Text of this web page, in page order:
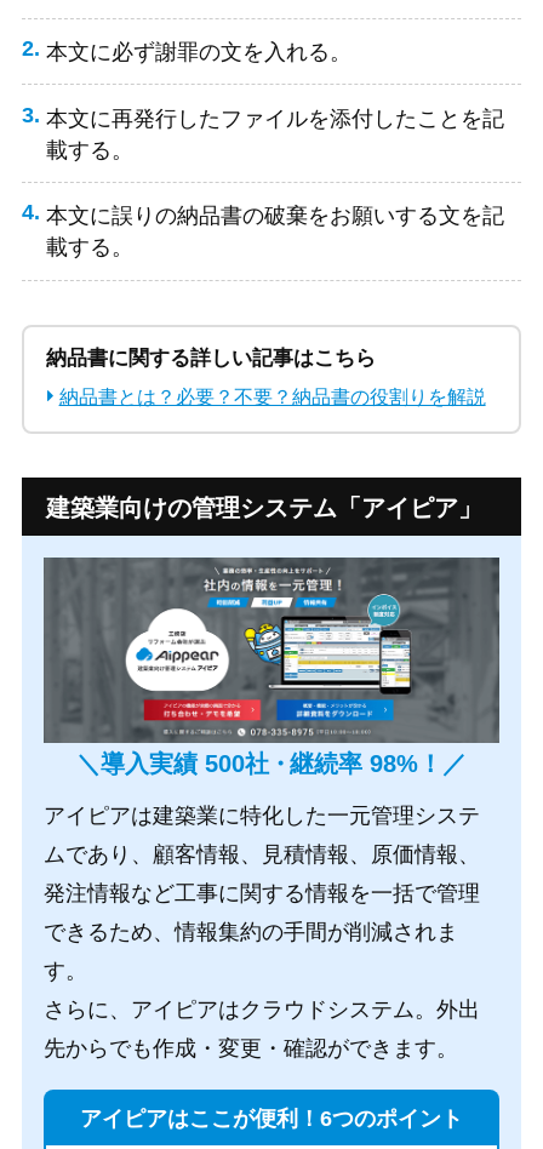
本文に必ず謝罪の文を入れる。
本文に再発行したファイルを添付したことを記
載する。
本文に誤りの納品書の破棄をお願いする文を記
載する。
納品書に関する詳しい記事はこちら
納品書とは？必要？不要？納品書の役割りを解説
建築業向けの管理システム 「アイピア」
＼導入実績 500社・継続率 98%！／
アイピアは建築業に特化した一元管理システ
ムであり、顧客情報、見積情報、原価情報、
発注情報など工事に関する情報を一括で管理
できるため、情報集約の手間が削減されま
す。
さらに、アイピアはクラウドシステム。外出
先からでも作成・変更・確認ができます。
アイピアはここが便利！6つのポイント